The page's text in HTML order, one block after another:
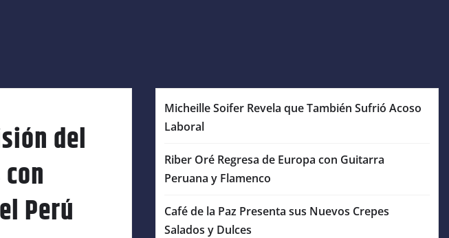
del
Perú
Micheille Soifer Revela que También Sufrió Acoso
Laboral
Riber Oré Regresa de Europa con Guitarra
Peruana y Flamenco
Café de la Paz Presenta sus Nuevos Crepes
Salados y Dulces